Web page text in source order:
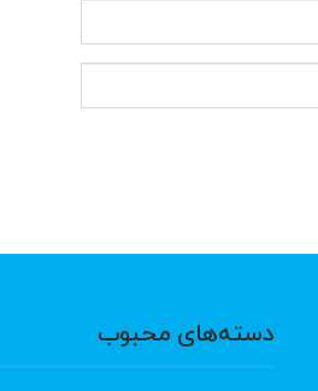
دسته‌های محبوب